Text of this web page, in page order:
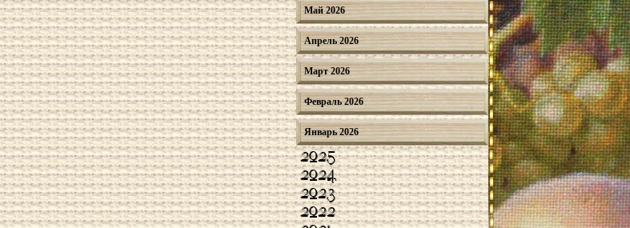
Май 2026
Апрель 2026
Март 2026
Февраль 2026
Январь 2026
2025
2024
2023
2022